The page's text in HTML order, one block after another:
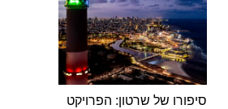
סיפורו של שרטון: הפרויקט